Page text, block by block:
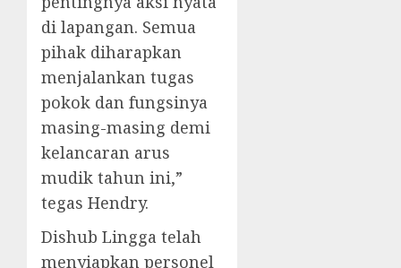
di lapangan. Semua
pihak diharapkan
menjalankan tugas
pokok dan fungsinya
masing-masing demi
kelancaran arus
mudik tahun ini,”
tegas Hendry.
Dishub Lingga telah
menyiapkan personel